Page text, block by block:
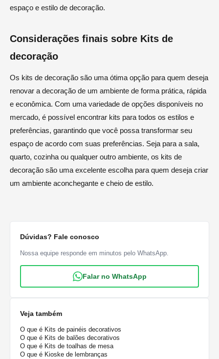
espaço e estilo de decoração.
Considerações finais sobre Kits de
decoração
Os kits de decoração são uma ótima opção para quem deseja
renovar a decoração de um ambiente de forma prática, rápida
e econômica. Com uma variedade de opções disponíveis no
mercado, é possível encontrar kits para todos os estilos e
preferências, garantindo que você possa transformar seu
espaço de acordo com suas preferências. Seja para a sala,
quarto, cozinha ou qualquer outro ambiente, os kits de
decoração são uma excelente escolha para quem deseja criar
um ambiente aconchegante e cheio de estilo.
Dúvidas? Fale conosco
Nossa equipe responde em minutos pelo WhatsApp.
Falar no WhatsApp
Veja também
O que é Kits de painéis decorativos
O que é Kits de balões decorativos
O que é Kits de toalhas de mesa
O que é Kioske de lembranças